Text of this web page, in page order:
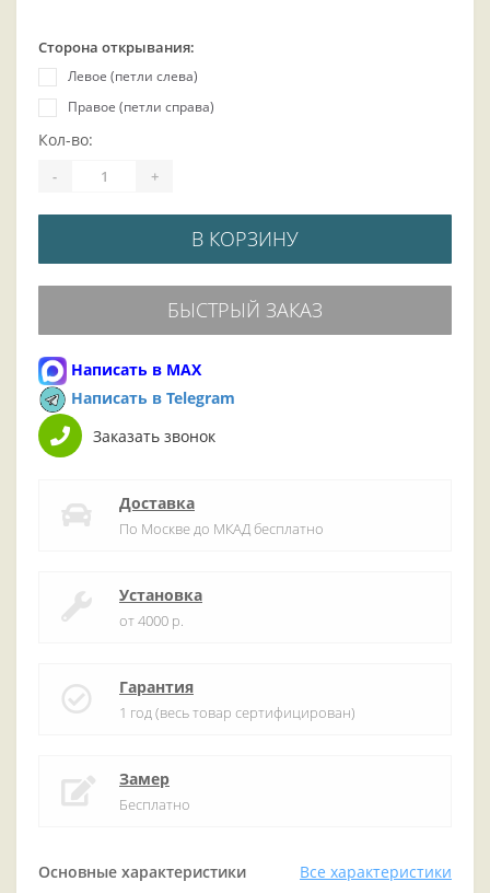
Основные характеристики Все характеристики
Сторона открывания:
Левое (петли слева)
Правое (петли справа)
Кол-во:
- +
В КОРЗИНУ
БЫСТРЫЙ ЗАКАЗ
Написать в MAX
Написать в Telegram
Заказать звонок
Доставка
По Москве до МКАД бесплатно
Установка
от 4000 р.
Гарантия
1 год (весь товар сертифицирован)
Замер
Бесплатно